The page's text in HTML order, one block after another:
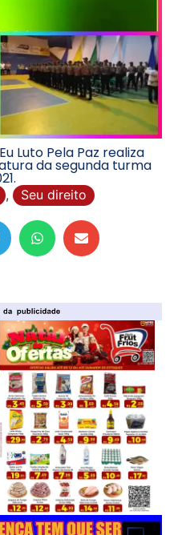
Luto Pela Paz realiza
da segunda turma
, Seu direito